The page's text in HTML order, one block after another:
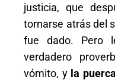
justicia, que
tornarse atrás del
fue dado. Pero
verdadero
vómito, y la